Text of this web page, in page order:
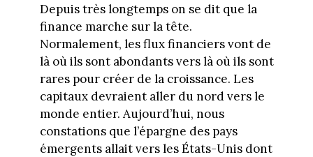
Depuis très longtemps on se dit que la
finance marche sur la tête.
Normalement, les flux financiers vont de
là où ils sont abondants vers là où ils sont
rares pour créer de la croissance. Les
capitaux devraient aller du nord vers le
monde entier. Aujourd’hui, nous
constations que l’épargne des pays
émergents allait vers les États-Unis dont